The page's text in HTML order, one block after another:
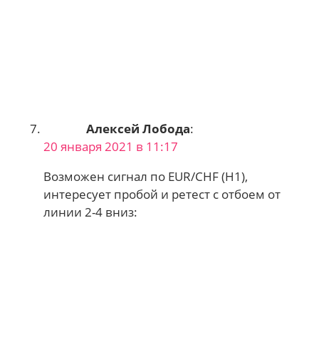
Алексей Лобода:
20 января 2021 в 11:17
Возможен сигнал по EUR/CHF (H1),
интересует пробой и ретест с отбоем от
линии 2-4 вниз: